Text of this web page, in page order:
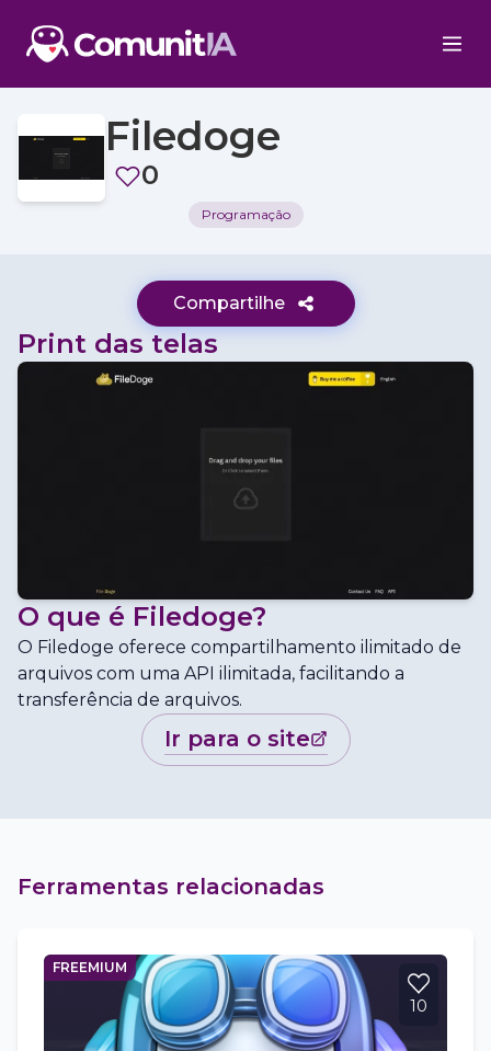
Filedoge
0
Programação
Compartilhe
Print das telas
O que é Filedoge?
O Filedoge oferece compartilhamento ilimitado de
arquivos com uma API ilimitada, facilitando a
transferência de arquivos.
ir para o site
Ferramentas relacionadas
FREEMIUM
10